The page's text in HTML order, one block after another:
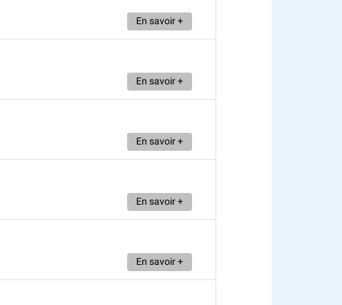
En savoir +
En savoir +
En savoir +
En savoir +
En savoir +